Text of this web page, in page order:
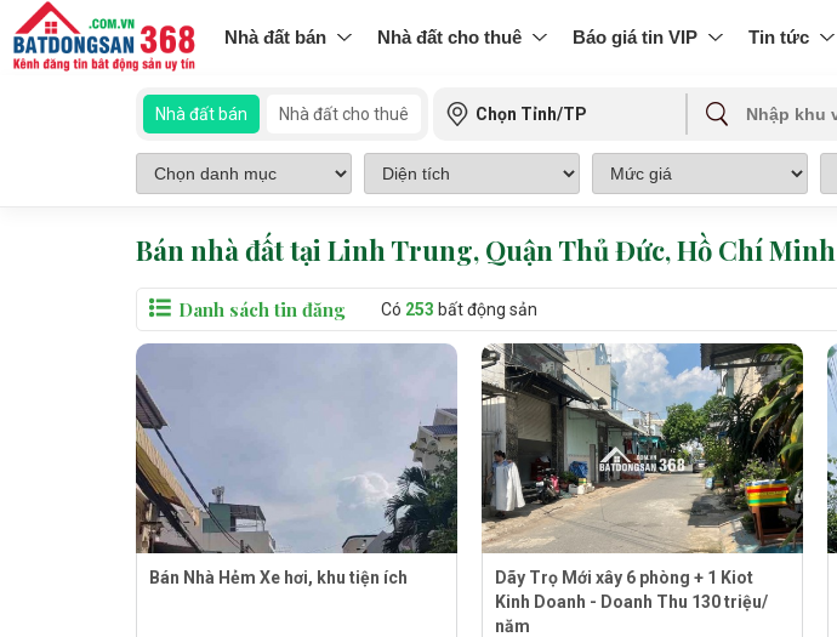
Nhà đất bán Nhà đất cho thuê Báo giá tin VIP Tin tức
Nhà đất bán Nhà đất cho thuê Chọn Tỉnh/TP
Bán nhà đất tại Linh Trung, Quận Thủ Đức, Hồ Chí Minh
Danh sách tin đăng Có 253 bất động sản
Bán Nhà Hẻm Xe hơi, khu tiện ích
Dãy Trọ Mới xây 6 phòng + 1 Kiot
Kinh Doanh - Doanh Thu 130 triệu/
năm